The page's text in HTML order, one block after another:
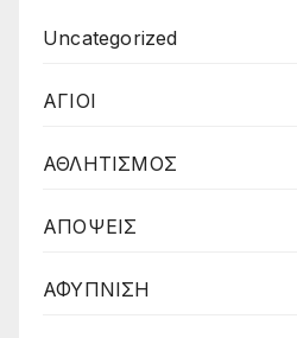
Uncategorized
ΑΓΙΟΙ
ΑΘΛΗΤΙΣΜΟΣ
ΑΠΟΨΕΙΣ
ΑΦΥΠΝΙΣΗ